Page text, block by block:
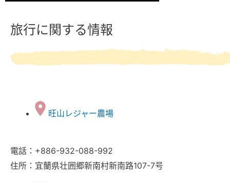
旅行に関する情報
旺山レジャー農場
電話：+886-932-088-992
住所：宜蘭県壮囲郷新南村新南路107-7号